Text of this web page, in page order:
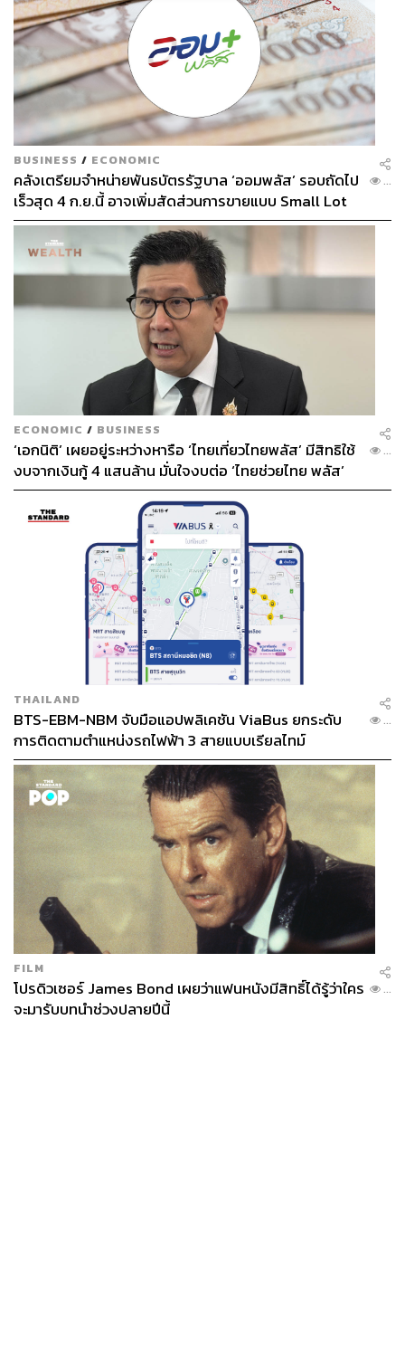
BUSINESS / ECONOMIC
คลังเตรียมจำหน่ายพันธบัตรรัฐบาล ‘ออมพลัส’ รอบถัดไป
เร็วสุด 4 ก.ย.นี้ อาจเพิ่มสัดส่วนการขายแบบ Small Lot
First มากขึ้น
...
ECONOMIC / BUSINESS
‘เอกนิติ’ เผยอยู่ระหว่างหารือ ‘ไทยเที่ยวไทยพลัส’ มีสิทธิใช้
งบจากเงินกู้ 4 แสนล้าน มั่นใจงบต่อ ‘ไทยช่วยไทย พลัส’
เฟส 2 มีเพียงพอ
...
THAILAND
BTS-EBM-NBM จับมือแอปพลิเคชัน ViaBus ยกระดับ
การติดตามตำแหน่งรถไฟฟ้า 3 สายแบบเรียลไทม์
...
FILM
โปรดิวเซอร์ James Bond เผยว่าแฟนหนังมีสิทธิ์ได้รู้ว่าใคร
จะมารับบทนำช่วงปลายปีนี้
...